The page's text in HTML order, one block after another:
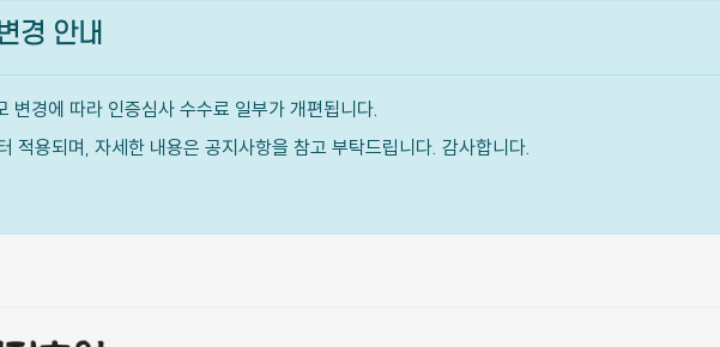
경 안내
변경에 따라 인증심사 수수료 일부가 개편됩니다.
적용되며, 자세한 내용은 공지사항을 참고 부탁드립니다. 감사합니다.